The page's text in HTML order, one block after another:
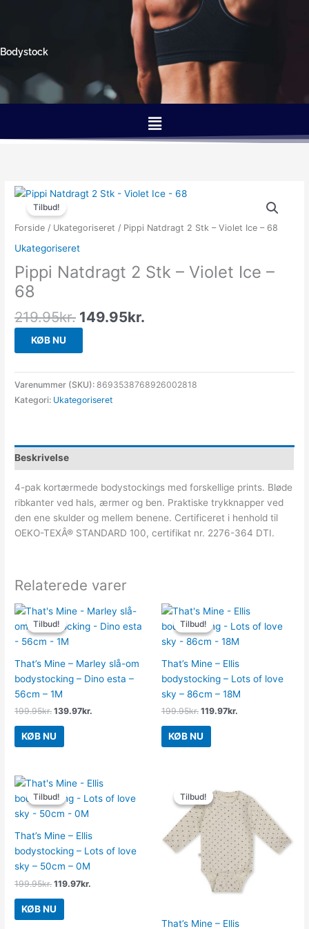
Bodystock
Menu
Tilbud!
Forside / Ukategoriseret / Pippi Natdragt 2 Stk – Violet Ice – 68
Ukategoriseret
Pippi Natdragt 2 Stk – Violet Ice –
68
219.95kr.
Den
pris
var:
219.95kr..
149.95kr.
Den
pris
KØB NU
Varenummer (SKU):8693538768926002818
Kategori: Ukategoriseret
Beskrivelse
4-pak kortærmede bodystockings med forskellige prints. Bløde
ribkanter ved hals, ærmer og ben. Praktiske trykknapper ved
den ene skulder og mellem benene. Certificeret i henhold til
OEKO-TEXÂ® STANDARD 100, certifikat nr. 2276-364 DTI.
Relaterede varer
Tilbud!
Tilbud!
That’s Mine – Marley slå-om
bodystocking – Dino esta –
56cm – 1M
199.95kr.
Den
oprindelige
pris
var:
139.97kr.
Den
aktuelle
pris
KØB NU
Tilbud!
Tilbud!
That’s Mine – Ellis
bodystocking – Lots of love
sky – 86cm – 18M
199.95kr.
Den
oprindelige
pris
var:
119.97kr.
Den
aktuelle
pris
er:
KØB NU
Tilbud!
Tilbud!
That’s Mine – Ellis
bodystocking – Lots of love
sky – 50cm – 0M
199.95kr.
Den
oprindelige
pris
var:
119.97kr.
Den
pris
KØB NU
Tilbud!
Tilbud!
That’s Mine – Ellis
oprindelige
pris
var:
199.95kr..
aktuelle
pris
er:
119.97kr..